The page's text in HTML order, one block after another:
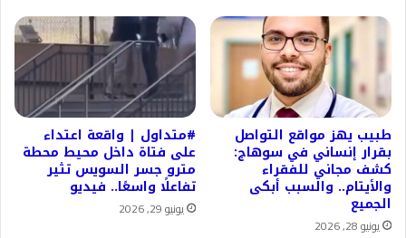
طبيب يهز مواقع التواصل
بقرار إنساني في سوهاج:
كشف مجاني للفقراء
والأيتام.. والسبب أبكى
الجميع
يونيو 28, 2026
#متداول | واقعة اعتداء
على فتاة داخل محيط محطة
مترو جسر السويس تثير
تفاعلًا واسعًا.. فيديو
يونيو 29, 2026